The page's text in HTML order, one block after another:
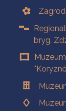
bryg.